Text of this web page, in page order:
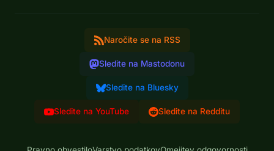
Naročite se na RSS
Sledite na Mastodonu
Sledite na Bluesky
Sledite na YouTube Sledite na Redditu